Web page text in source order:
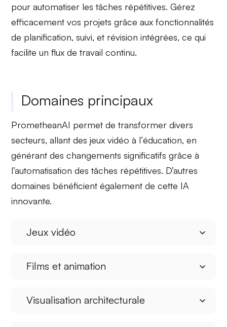
pour automatiser les tâches répétitives. Gérez
efficacement vos projets grâce aux fonctionnalités
de planification, suivi, et révision intégrées, ce qui
facilite un flux de travail continu.
Domaines principaux
PrometheanAI permet de transformer divers
secteurs, allant desjeux vidéo à l’éducation, en
générant des changements significatifs grâce à
l’automatisation des tâches répétitives. D’autres
domaines bénéficient également de cette IA
innovante.
Jeux vidéo
Films et animation
Visualisation architecturale